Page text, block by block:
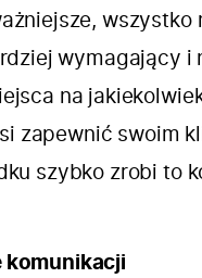
wszystko
wymagający i
na
zapewnić swoim
szybko zrobi to
komunikacji